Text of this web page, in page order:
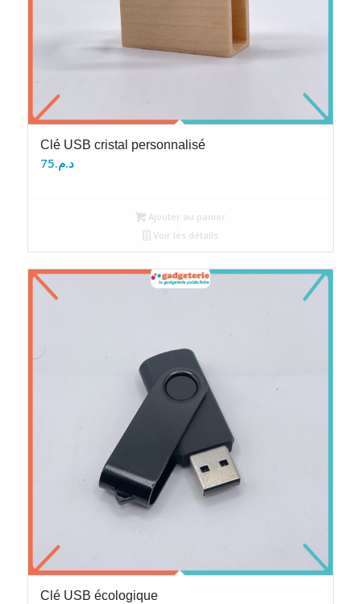
Clé USB cristal personnalisé
د.م.75
Ajouter au panier
Voir les détails
Clé USB écologique